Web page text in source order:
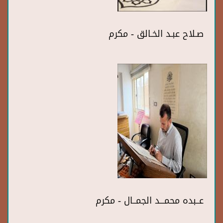
صـلاح عبـد الخـالق - مكرم
عــبده محمـــد الجمــال - مكرم